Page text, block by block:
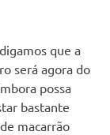
que a
será agora do
possa
bastante
macarrão